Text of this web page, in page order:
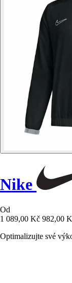
Nike
Od
1 089,00 Kč 982,00
Optimalizujte své